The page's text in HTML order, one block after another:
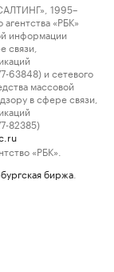
1995–
«РБК»
информации
связи,
63848) и сетевого
массовой
в сфере связи,
82385)
«РБК».
биржа